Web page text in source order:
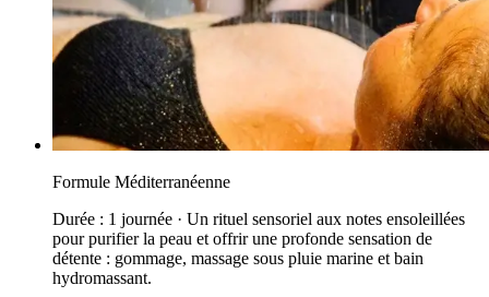
Formule Méditerranéenne
Durée : 1 journée · Un rituel sensoriel aux notes ensoleillées
pour purifier la peau et offrir une profonde sensation de
détente : gommage, massage sous pluie marine et bain
hydromassant.